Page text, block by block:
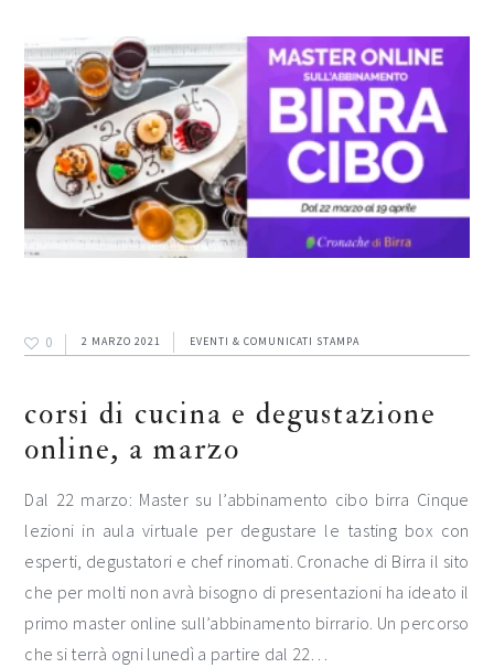
0 2 MARZO 2021 EVENTI & COMUNICATI STAMPA
corsi di cucina e degustazione
online, a marzo
Dal 22 marzo: Master su l’abbinamento cibo birra Cinque
lezioni in aula virtuale per degustare le tasting box con
esperti, degustatori e chef rinomati. Cronache di Birra il sito
che per molti non avrà bisogno di presentazioni ha ideato il
primo master online sull’abbinamento birrario. Un percorso
che si terrà ogni lunedì a partire dal 22…